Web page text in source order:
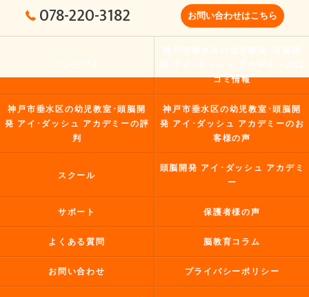
078-220-3182 お問い合わせはこちら
コミ情報
神戸市垂水区の幼児教室･頭脳開
発 アイ･ダッシュ アカデミーの評
判
神戸市垂水区の幼児教室･頭脳開
発 アイ･ダッシュ アカデミーのお
客様の声
スクール
頭脳開発 アイ･ダッシュ アカデミ
ー
サポート 保護者様の声
よくある質問 脳教育コラム
お問い合わせ プライバシーポリシー